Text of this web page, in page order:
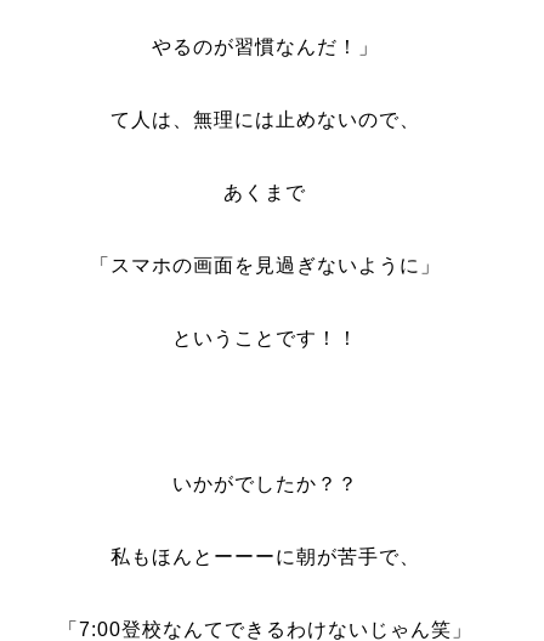
やるのが習慣なんだ！」
て人は、無理には止めないので、
あくまで
「スマホの画面を見過ぎないように」
ということです！！
いかがでしたか？？
私もほんとーーーに朝が苦手で、
「7:00登校なんてできるわけないじゃん笑」